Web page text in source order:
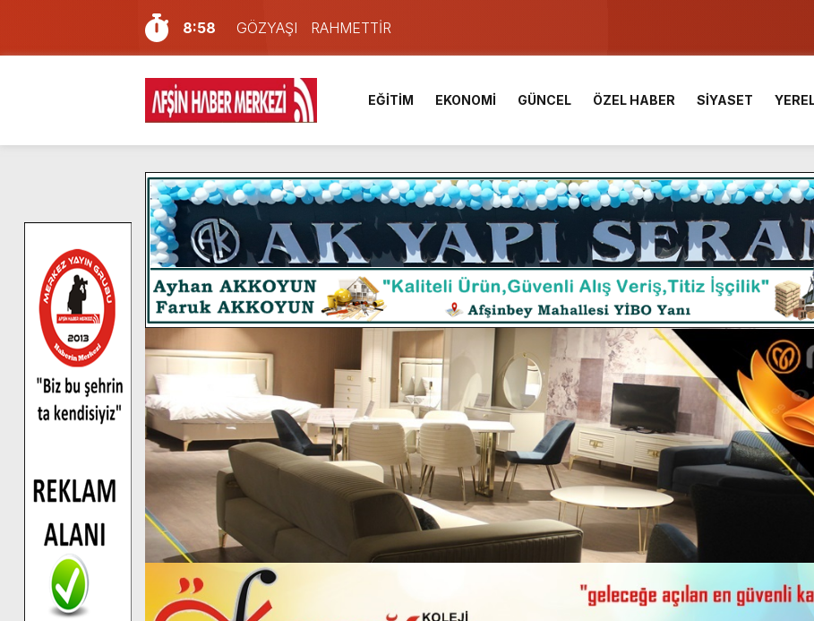
8:58
GÖZYAŞI RAHMETTİR
7:57
Afşin Sağlık Yüksek Okulu ve Meslek Yüksek Okulunda görev değişimi!
6:31
Onikişubat Belediyesi’nin Üniversite Hazırlık Kursu başvurularında son gün 7 Ağustos.
16:10
Uluslararası Bisiklet Yarışması’nda En Zorlu Etap Tamamlandı.
13:27
NOTER ONAYLI TYP LİSTESİ YAYINLANDI.
11:22
KAFUM Fuar Alanı Bulut ve Yavuz’un Ezgileriyle Şenlendi.
8:06
Afşinli bir hemşehrimizin de olduğu Filistin Konvoyu, güçlenerek ilerliyor.
14:05
Madrigal, Perşembe Günü KAFUM’da Sahne Alacak.
7:39
KEDİNİZ Mİ VAR?
4:58
İklim Dirençli Tarım İçin Güç Birliği.
EĞİTİM EKONOMİ GÜNCEL ÖZEL HABER SİYASET